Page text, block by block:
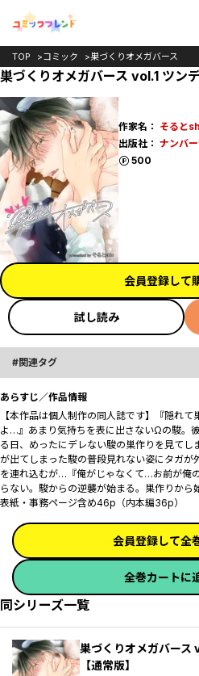
TOP コミック 巣づくりオメガバース
巣づくりオメガバース vol.1 ツン
作家名： そると
出版社： ナンバ
500
ポイント
会員登録して
試し読み
関連タグ
あらすじ／作品情報
【本作品は個人制作の同人誌です】『隠れ
よ…』あまり気持ちを表に出さないΩの駿。
る日、めったにデレない駿の巣作りを見て
が出てしまった駿の普段見れない姿にタガ
を連れ込むが…『俺がじゃなくて…お前が俺
らない。駿からの逆襲が始まる。巣作りか
表紙・事務ページ含め46p（内本編36p）
会員登録して全
全巻カートに
同シリーズ一覧
巣づくりオメガバース
【通常版】